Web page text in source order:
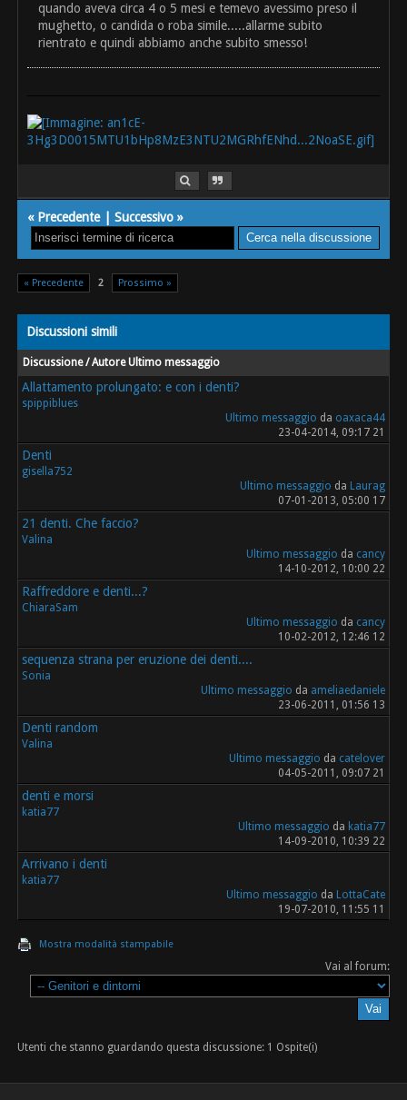
quando aveva circa 4 o 5 mesi e temevo avessimo preso il
mughetto, o candida o roba simile.....allarme subito
rientrato e quindi abbiamo anche subito smesso!
« Precedente|Successivo »
« Precedente 2 Prossimo »
Discussioni simili
Discussione / Autore Ultimo messaggio
Allattamento prolungato: e con i denti?
spippiblues
Ultimo messaggio da oaxaca44
23-04-2014, 09:17 21
Denti
gisella752
Ultimo messaggio da Laurag
07-01-2013, 05:00 17
21 denti. Che faccio?
Valina
Ultimo messaggio da cancy
14-10-2012, 10:00 22
Raffreddore e denti...?
ChiaraSam
Ultimo messaggio da cancy
10-02-2012, 12:46 12
sequenza strana per eruzione dei denti....
Sonia
Ultimo messaggio da ameliaedaniele
23-06-2011, 01:56 13
Denti random
Valina
Ultimo messaggio da catelover
04-05-2011, 09:07 21
denti e morsi
katia77
Ultimo messaggio da katia77
14-09-2010, 10:39 22
Arrivano i denti
katia77
Ultimo messaggio da LottaCate
19-07-2010, 11:55 11
Mostra modalità stampabile
Vai al forum:
Utenti che stanno guardando questa discussione: 1 Ospite(i)